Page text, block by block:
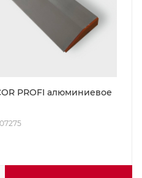
PROFI алюминиевое